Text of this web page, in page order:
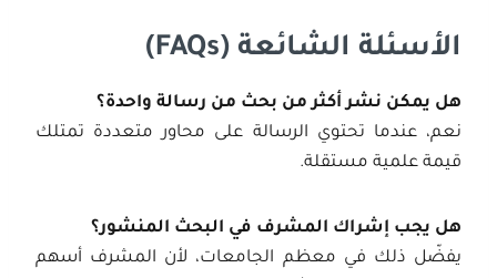
الأسئلة الشائعة (FAQs)
هل يمكن نشر أكثر من بحث من رسالة واحدة؟
نعم، عندما تحتوي الرسالة على محاور متعددة تمتلك
قيمة علمية مستقلة.
هل يجب إشراك المشرف في البحث المنشور؟
يفضّل ذلك في معظم الجامعات، لأن المشرف أسهم